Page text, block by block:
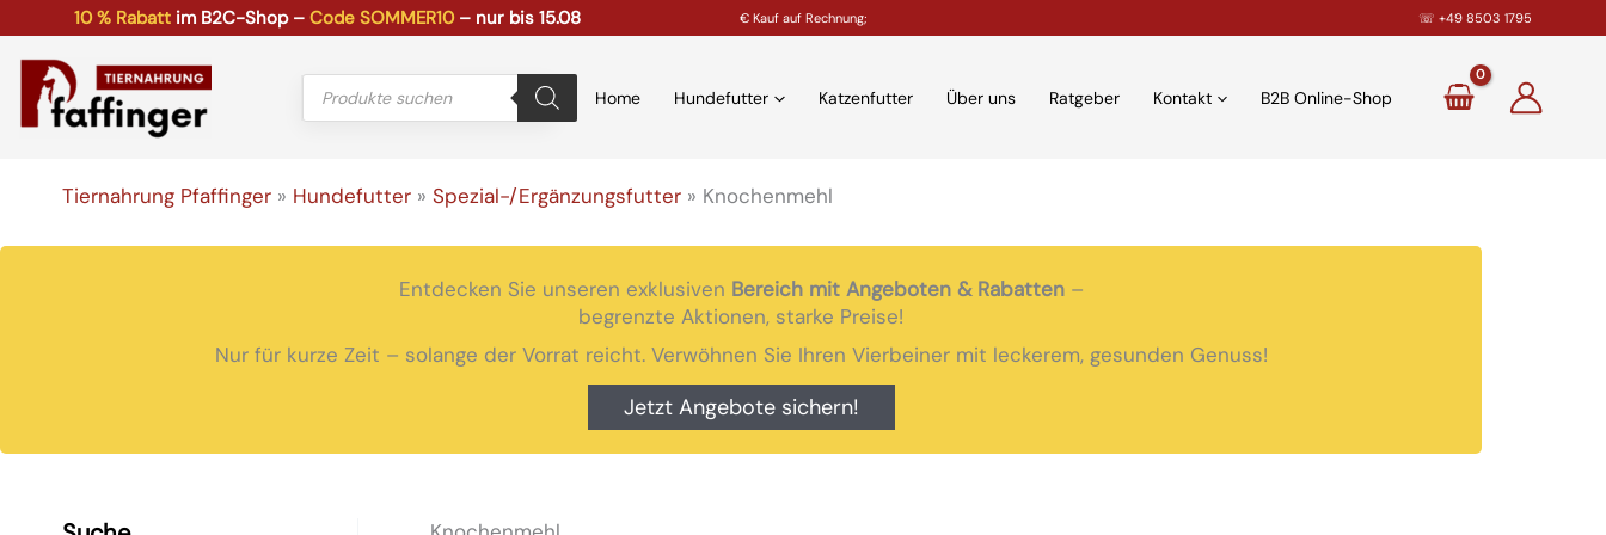
Inhalt
springen
10 % Rabatt im B2C-Shop – Code SOMMER10– nur bis 15.08 € Kauf auf Rechnung; ☏ +49 8503 1795
Products
search
Home Hundefutter Katzenfutter Über uns Ratgeber Kontakt B2B Online-Shop
Tiernahrung Pfaffinger » Hundefutter » Spezial-/Ergänzungsfutter » Knochenmehl
Entdecken Sie unseren exklusiven Bereich mit Angeboten & Rabatten–
begrenzte Aktionen, starke Preise!
Nur für kurze Zeit – solange der Vorrat reicht. Verwöhnen Sie Ihren Vierbeiner mit leckerem, gesunden Genuss!
Jetzt Angebote sichern!